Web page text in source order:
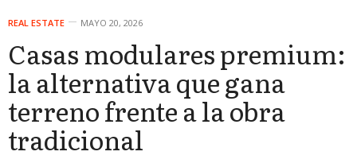
REAL ESTATE MAYO 20, 2026
Casas modulares premium:
la alternativa que gana
terreno frente a la obra
tradicional